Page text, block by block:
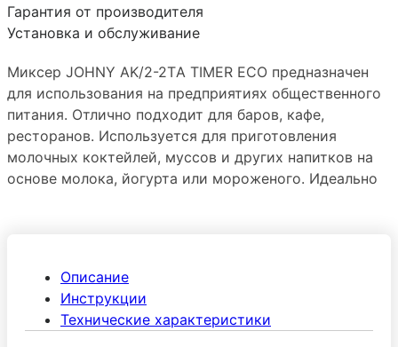
Гарантия от производителя
Установка и обслуживание
Миксер JOHNY AK/2-2TА TIMER ECO предназначен
для использования на предприятиях общественного
питания. Отлично подходит для баров, кафе,
ресторанов. Используется для приготовления
молочных коктейлей, муссов и других напитков на
основе молока, йогурта или мороженого. Идеально
до секунды. Имеется возможность установки
мешалки из нержавеющей стали, а также мешалки
меньшего диаметра из ABS. Прост в обслуживании и
Описание
Инструкции
Технические характеристики